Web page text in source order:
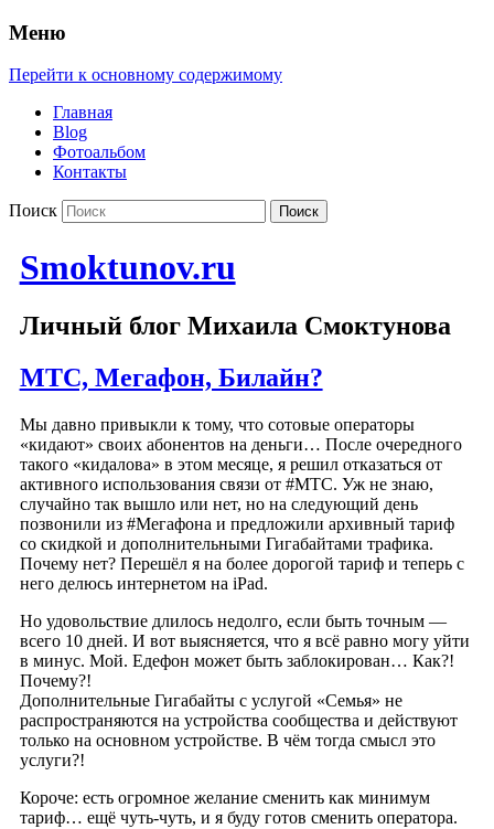
Меню
Перейти к основному содержимому
Главная
Blog
Фотоальбом
Контакты
Поиск
Smoktunov.ru
Личный блог Михаила Смоктунова
МТС, Мегафон, Билайн?
Мы давно привыкли к тому, что сотовые операторы
«кидают» своих абонентов на деньги… После очередного
такого «кидалова» в этом месяце, я решил отказаться от
активного использования связи от #МТС. Уж не знаю,
случайно так вышло или нет, но на следующий день
позвонили из #Мегафона и предложили архивный тариф
со скидкой и дополнительными Гигабайтами трафика.
Почему нет? Перешёл я на более дорогой тариф и теперь с
него делюсь интернетом на iPad.
Но удовольствие длилось недолго, если быть точным —
всего 10 дней. И вот выясняется, что я всё равно могу уйти
в минус. Мой. Едефон может быть заблокирован… Как?!
Почему?!
Дополнительные Гигабайты с услугой «Семья» не
распространяются на устройства сообщества и действуют
только на основном устройстве. В чём тогда смысл это
услуги?!
Короче: есть огромное желание сменить как минимум
тариф… ещё чуть-чуть, и я буду готов сменить оператора.